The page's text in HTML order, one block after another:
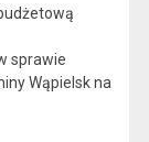
sprawie
Wąpielsk na